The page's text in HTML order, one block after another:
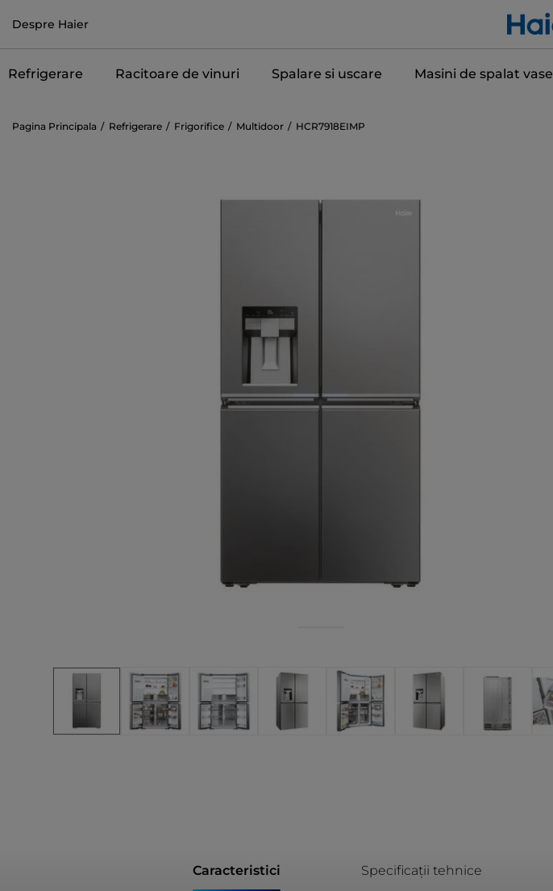
Despre Haier
Refrigerare Racitoare de vinuri Spalare si uscare Masini de spalat vase
Pagina Principala Refrigerare Frigorifice Multidoor HCR7918EIMP
Caracteristici Specificații tehnice